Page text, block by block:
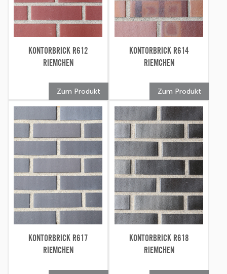
KONTORBRICK R612
RIEMCHEN
Zum Produkt
KONTORBRICK R614
RIEMCHEN
Zum Produkt
KONTORBRICK R617
RIEMCHEN
KONTORBRICK R618
RIEMCHEN